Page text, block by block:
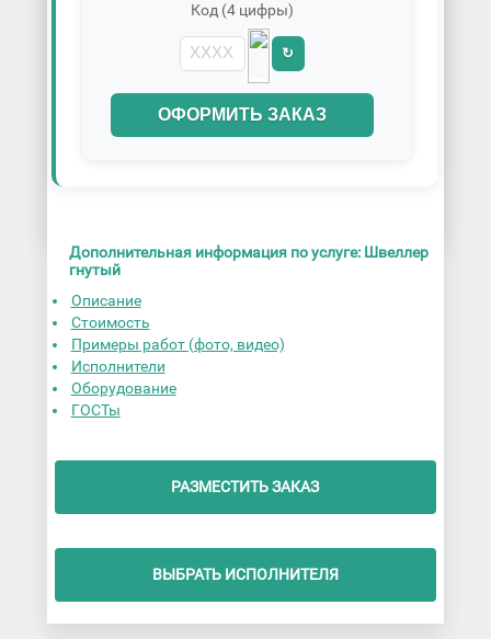
Код (4 цифры)
↻
ОФОРМИТЬ ЗАКАЗ
Дополнительная информация по услуге: Швеллер
гнутый
Описание
Стоимость
Примеры работ (фото, видео)
Исполнители
Оборудование
ГОСТы
РАЗМЕСТИТЬ ЗАКАЗ
ВЫБРАТЬ ИСПОЛНИТЕЛЯ